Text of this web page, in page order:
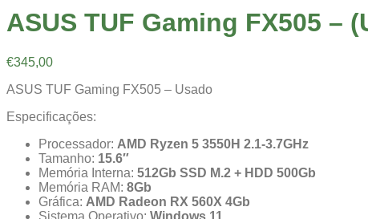
ASUS TUF Gaming FX505 –
€345,00
ASUS TUF Gaming FX505 – Usado
Especificações:
Processador: AMD Ryzen 5 3550H 2.1-3.7GHz
Tamanho: 15.6″
Memória Interna: 512Gb SSD M.2 + HDD 500Gb
Memória RAM: 8Gb
Gráfica: AMD Radeon RX 560X 4Gb
Sistema Operativo: Windows 11